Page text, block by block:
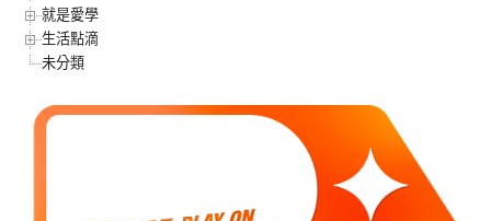
就是愛學
生活點滴
未分類